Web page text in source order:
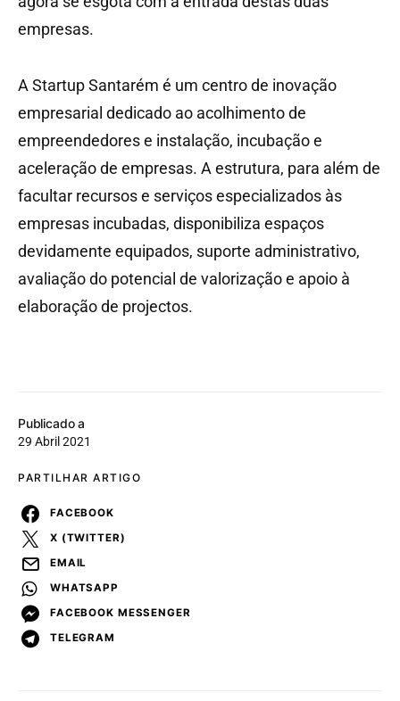
Publicado a
29 Abril 2021
PARTILHAR ARTIGO
FACEBOOK
X (TWITTER)
EMAIL
WHATSAPP
FACEBOOK MESSENGER
TELEGRAM
empresas.
A Startup Santarém é um centro de inovação
empresarial dedicado ao acolhimento de
empreendedores e instalação, incubação e
aceleração de empresas. A estrutura, para além de
facultar recursos e serviços especializados às
empresas incubadas, disponibiliza espaços
devidamente equipados, suporte administrativo,
avaliação do potencial de valorização e apoio à
elaboração de projectos.